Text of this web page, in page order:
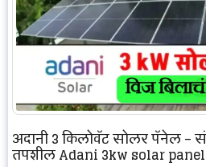
अदानी 3 किलोवॅट सोलर पॅनेल –
तपशील Adani 3kw solar